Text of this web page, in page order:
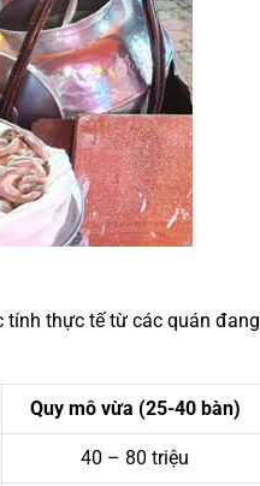
tính thực tế từ các quán đang
Quy mô vừa (25-40 bàn)
40 – 80 triệu